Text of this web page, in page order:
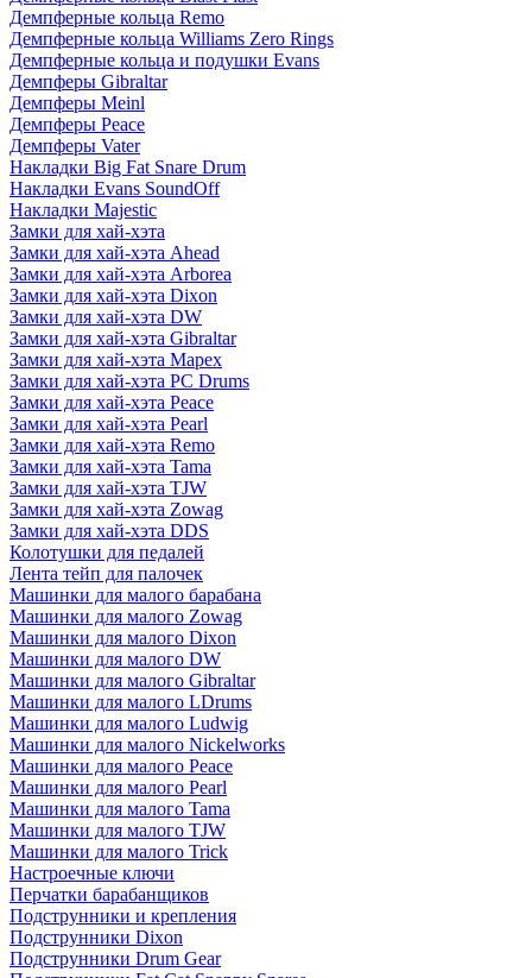
Демпферные кольца Remo
Демпферные кольца Williams Zero Rings
Демпферные кольца и подушки Evans
Демпферы Gibraltar
Демпферы Meinl
Демпферы Peace
Демпферы Vater
Накладки Big Fat Snare Drum
Накладки Evans SoundOff
Накладки Majestic
Замки для хай-хэта
Замки для хай-хэта Ahead
Замки для хай-хэта Arborea
Замки для хай-хэта Dixon
Замки для хай-хэта DW
Замки для хай-хэта Gibraltar
Замки для хай-хэта Mapex
Замки для хай-хэта PC Drums
Замки для хай-хэта Peace
Замки для хай-хэта Pearl
Замки для хай-хэта Remo
Замки для хай-хэта Tama
Замки для хай-хэта TJW
Замки для хай-хэта Zowag
Замки для хай-хэта DDS
Колотушки для педалей
Лента тейп для палочек
Машинки для малого барабана
Машинки для малого Zowag
Машинки для малого Dixon
Машинки для малого DW
Машинки для малого Gibraltar
Машинки для малого LDrums
Машинки для малого Ludwig
Машинки для малого Nickelworks
Машинки для малого Peace
Машинки для малого Pearl
Машинки для малого Tama
Машинки для малого TJW
Машинки для малого Trick
Настроечные ключи
Перчатки барабанщиков
Подструнники и крепления
Подструнники Dixon
Подструнники Drum Gear